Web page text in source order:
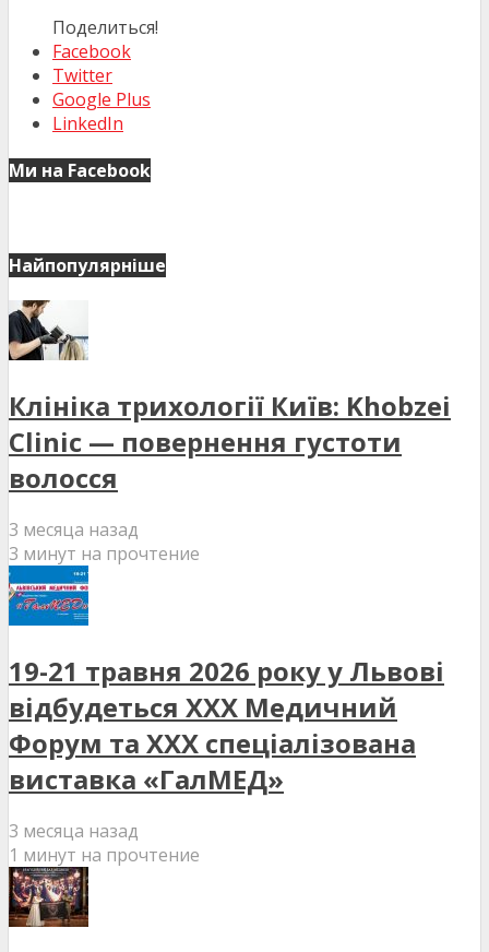
Поделиться!
Facebook
Twitter
Google Plus
LinkedIn
Ми на Facebook
Найпопулярніше
Клініка трихології Київ: Khobzei
Clinic — повернення густоти
волосся
3 месяца назад
3 минут на прочтение
19-21 травня 2026 року у Львові
відбудеться XXX Медичний
Форум та XXX спеціалізована
виставка «ГалМЕД»
3 месяца назад
1 минут на прочтение